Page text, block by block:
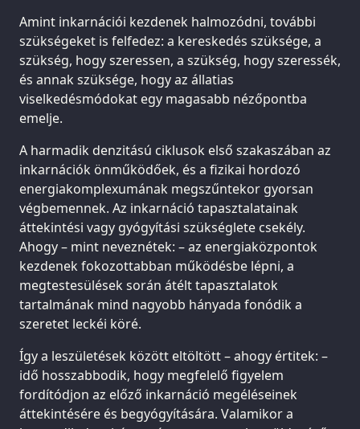
Amint inkarnációi kezdenek halmozódni, további
szükségeket is felfedez: a kereskedés szüksége, a
szükség, hogy szeressen, a szükség, hogy szeressék,
és annak szüksége, hogy az állatias
viselkedésmódokat egy magasabb nézőpontba
emelje.
A harmadik denzitású ciklusok első szakaszában az
inkarnációk önműködőek, és a fizikai hordozó
energiakomplexumának megszűntekor gyorsan
végbemennek. Az inkarnáció tapasztalatainak
áttekintési vagy gyógyítási szükséglete csekély.
Ahogy – mint neveznétek: – az energiaközpontok
kezdenek fokozottabban működésbe lépni, a
megtestesülések során átélt tapasztalatok
tartalmának mind nagyobb hányada fonódik a
szeretet leckéi köré.
Így a leszületések között eltöltött – ahogy értitek: –
idő hosszabbodik, hogy megfelelő figyelem
fordítódjon az előző inkarnáció megéléseinek
áttekintésére és begyógyítására. Valamikor a